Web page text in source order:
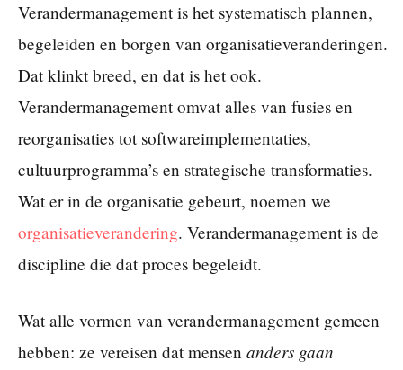
Verandermanagement is het systematisch plannen,
begeleiden en borgen van organisatieveranderingen.
Dat klinkt breed, en dat is het ook.
Verandermanagement omvat alles van fusies en
reorganisaties tot softwareimplementaties,
cultuurprogramma’s en strategische transformaties.
Wat er in de organisatie gebeurt, noemen we
organisatieverandering. Verandermanagement is de
discipline die dat proces begeleidt.
Wat alle vormen van verandermanagement gemeen
hebben: ze vereisen dat mensen anders gaan